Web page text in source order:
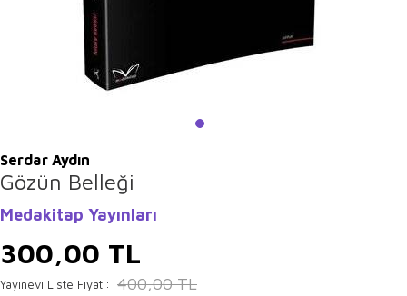
Serdar Aydın
Gözün Belleği
Medakitap Yayınları
300,00 TL
Yayınevi Liste Fiyatı: 400,00TL